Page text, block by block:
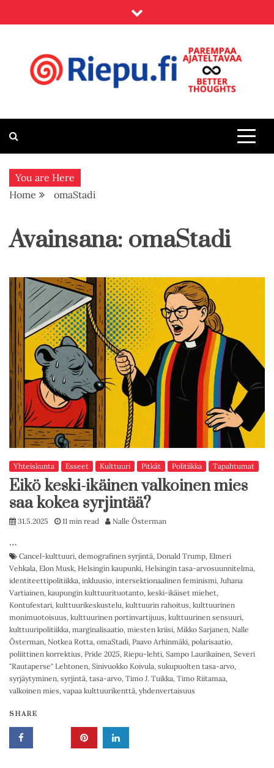
to
Riepu.fi
You are Here
Home
omaStadi
Avainsana: omaStadi
Yhteiskunta Esseet Kulttuuri Pitkät Politiikka Tapahtumat
Eikö keski-ikäinen valkoinen mies
saa kokea syrjintää?
31.5.2025 11 min read Nalle Österman
…
Cancel-kulttuuri, demografinen syrjintä, Donald Trump, Elmeri
Vehkala, Elon Musk, Helsingin kaupunki, Helsingin tasa-arvosuunnitelma,
identiteettipolitiikka, inkluusio, intersektionaalinen feminismi, Juhana
Vartiainen, kaupungin kulttuurituotanto, keski-ikäiset miehet,
Kontufestari, kulttuurikeskustelu, kulttuurin rahoitus, kulttuurinen
monimuotoisuus, kulttuurinen portinvartijuus, kulttuurinen sensuuri,
kulttuuripolitiikka, marginalisaatio, miesten kriisi, Mikko Sarjanen, Nalle
Österman, Notkea Rotta, omaStadi, Paavo Arhinmäki, polarisaatio,
poliittinen korrektius, Pride 2025, Riepu-lehti, Sampo Laurikainen, Severi
"Rautaperse" Lehtonen, Sinivuokko Koivula, sukupuolten tasa-arvo,
syrjäytyminen, syrjintä, tasa-arvo, Timo J. Tuikka, Timo Riitamaa,
valkoinen mies, vapaa kulttuurikenttä, yhdenvertaisuus
SHARE